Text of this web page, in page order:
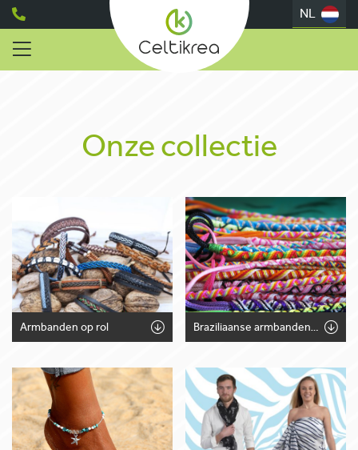
NL
Onze collectie
Armbanden op rol Braziliaanse armbanden / Tekstlintjes